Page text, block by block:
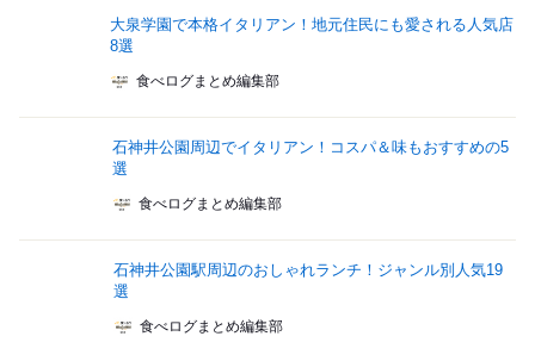
大泉学園で本格イタリアン！地元住民にも愛される人気店
8選
食べログまとめ編集部
石神井公園周辺でイタリアン！コスパ＆味もおすすめの5
選
食べログまとめ編集部
石神井公園駅周辺のおしゃれランチ！ジャンル別人気19
選
食べログまとめ編集部